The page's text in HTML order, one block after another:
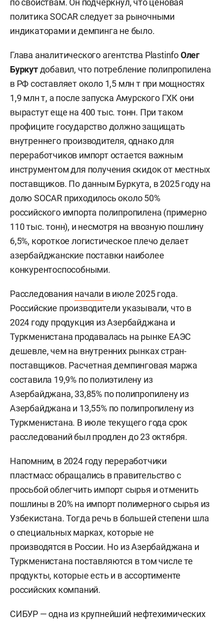
политика SOCAR следует за рыночными
индикаторами и демпинга не было.
Глава аналитического агентства PlastinfoОлег
Буркутдобавил, что потребление полипропилена
в РФ составляет около 1,5 млн т при мощностях
1,9 млн т, а после запуска Амурского ГХК они
вырастут еще на 400 тыс. тонн. При таком
профиците государство должно защищать
внутреннего производителя, однако для
переработчиков импорт остается важным
инструментом для получения скидок от местных
поставщиков. По данным Буркута, в 2025 году на
долю SOCAR приходилось около 50%
российского импорта полипропилена (примерно
110 тыс. тонн), и несмотря на ввозную пошлину
6,5%, короткое логистическое плечо делает
азербайджанские поставки наиболее
конкурентоспособными.
Расследования начали в июле 2025 года.
Российские производители указывали, что в
2024 году продукция из Азербайджана и
Туркменистана продавалась на рынке ЕАЭС
дешевле, чем на внутренних рынках стран-
поставщиков. Расчетная демпинговая маржа
составила 19,9% по полиэтилену из
Азербайджана, 33,85% по полипропилену из
Азербайджана и 13,55% по полипропилену из
Туркменистана. В июле текущего года срок
расследований был продлен до 23 октября.
Напомним, в 2024 году переработчики
пластмасс обращались в правительство с
просьбой облегчить импорт сырья и отменить
пошлины в 20% на импорт полимерного сырья из
Узбекистана. Тогда речь в большей степени шла
о специальных марках, которые не
производятся в России. Но из Азербайджана и
Туркменистана поставляются в том числе те
продукты, которые есть и в ассортименте
российских компаний.
СИБУР — одна из крупнейший нефтехимических